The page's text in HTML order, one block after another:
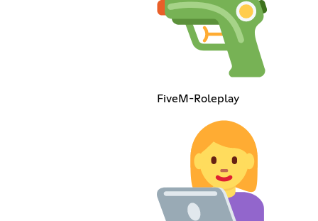
FiveM-Roleplay